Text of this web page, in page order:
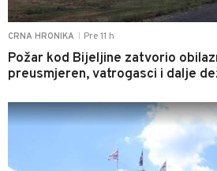
CRNA HRONIKA Pre 11 h
Požar kod Bijeljine zatvorio
preusmjeren, vatrogasci i dalje